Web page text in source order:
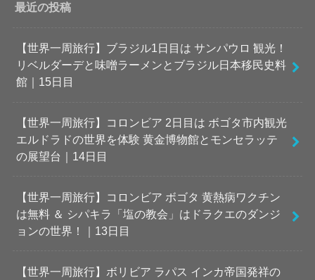
最近の投稿
【世界一周旅行】ブラジル1日目は サンパウロ 観光！
リベルダーデと味噌ラーメンとブラジル日本移民史料
館｜15日目
【世界一周旅行】コロンビア 2日目は ボゴタ市内観光
エルドラドの世界を体験 黄金博物館とモンセラッテ
の展望台｜14日目
【世界一周旅行】コロンビア ボゴタ 黄熱病ワクチン
は無料 ＆ シパキラ「塩の教会」はドラクエのダンジ
ョンの世界！｜13日目
【世界一周旅行】ボリビア ラパス インカ帝国発祥の